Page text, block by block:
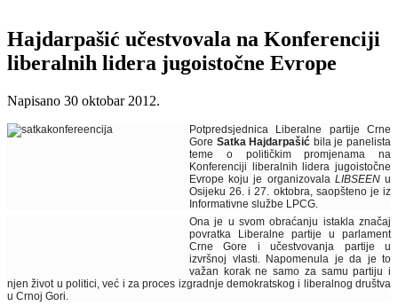
Hajdarpašić učestvovala na Konferenciji
liberalnih lidera jugoistočne Evrope
Napisano 30 oktobar 2012.
Potpredsjednica Liberalne partije Crne
Gore Satka Hajdarpašić bila je panelista
teme o političkim promjenama na
Konferenciji liberalnih lidera jugoistočne
Evrope koju je organizovala LIBSEENu
Osijeku 26. i 27. oktobra, saopšteno je iz
Informativne službe LPCG.
Ona je u svom obraćanju istakla značaj
povratka Liberalne partije u parlament
Crne Gore i učestvovanja partije u
izvršnoj vlasti. Napomenula je da je to
važan korak ne samo za samu partiju i
njen život u politici, već i za proces izgradnje demokratskog i liberalnog društva
u Crnoj Gori.